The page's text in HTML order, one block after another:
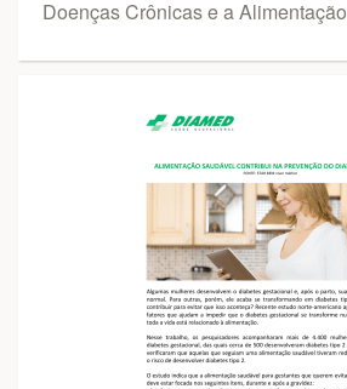
Doenças Crônicas e a Alimentação